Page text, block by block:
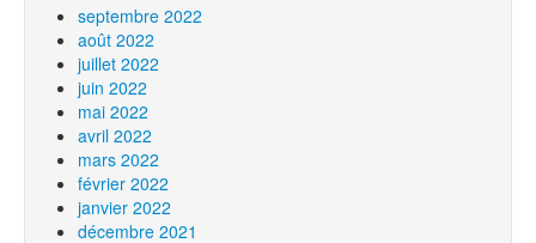
septembre 2022
août 2022
juillet 2022
juin 2022
mai 2022
avril 2022
mars 2022
février 2022
janvier 2022
décembre 2021